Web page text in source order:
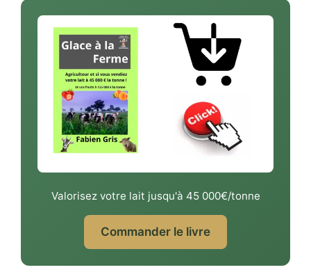
Valorisez votre lait jusqu'à 45 000€/tonne
Commander le livre